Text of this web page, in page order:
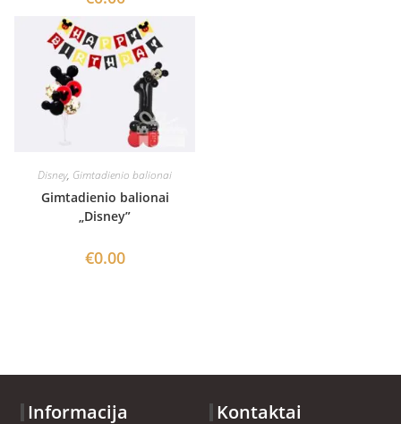
Disney, Gimtadienio balionai
Gimtadienio balionai
„Disney”
€0.00
Informacija Kontaktai